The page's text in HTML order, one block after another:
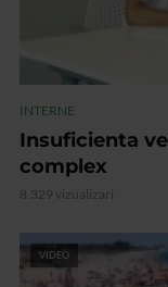
INTERNE
Insuficienta
complex
8.329 vizualizari
VIDEO